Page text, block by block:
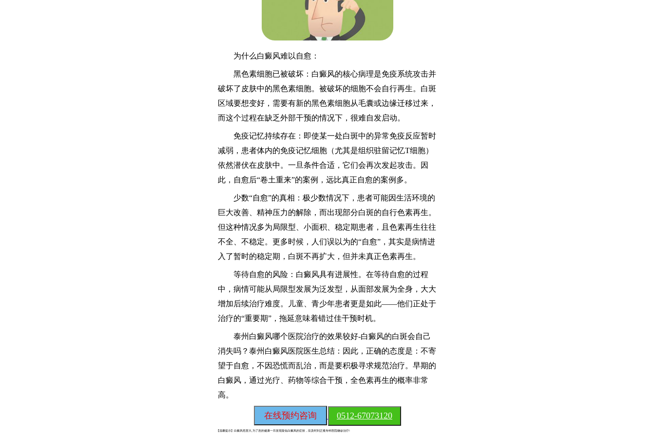
为什么白癜风难以自愈：
黑色素细胞已被破坏：白癜风的核心病理是免疫系统攻击并
破坏了皮肤中的黑色素细胞。被破坏的细胞不会自行再生。白斑
区域要想变好，需要有新的黑色素细胞从毛囊或边缘迁移过来，
而这个过程在缺乏外部干预的情况下，很难自发启动。
免疫记忆持续存在：即使某一处白斑中的异常免疫反应暂时
减弱，患者体内的免疫记忆细胞（尤其是组织驻留记忆T细胞）
依然潜伏在皮肤中。一旦条件合适，它们会再次发起攻击。因
此，自愈后“卷土重来”的案例，远比真正自愈的案例多。
少数“自愈”的真相：极少数情况下，患者可能因生活环境的
巨大改善、精神压力的解除，而出现部分白斑的自行色素再生。
但这种情况多为局限型、小面积、稳定期患者，且色素再生往往
不全、不稳定。更多时候，人们误以为的“自愈”，其实是病情进
入了暂时的稳定期，白斑不再扩大，但并未真正色素再生。
等待自愈的风险：白癜风具有进展性。在等待自愈的过程
中，病情可能从局限型发展为泛发型，从面部发展为全身，大大
增加后续治疗难度。儿童、青少年患者更是如此——他们正处于
治疗的“重要期”，拖延意味着错过佳干预时机。
泰州白癜风哪个医院治疗的效果较好-白癜风的白斑会自己
消失吗？泰州白癜风医院医生总结：因此，正确的态度是：不寄
望于自愈，不因恐慌而乱治，而是要积极寻求规范治疗。早期的
白癜风，通过光疗、药物等综合干预，全色素再生的概率非常
高。
在线预约咨询 0512-67073120
【温馨提示】 白癜风危害大,为了您的健康一旦发现疑似白癜风的症状，应及时到正规专科医院确诊治疗!